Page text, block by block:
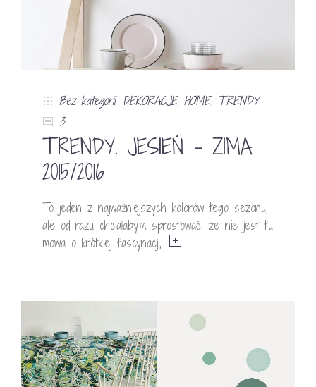
Bez kategorii, DEKORACJE, HOME, TRENDY
3
TRENDY. JESIEŃ – ZIMA
2015/2016
To jeden z najważniejszych kolorów tego sezonu,
ale od razu chciałabym sprostować, że nie jest tu
mowa o krótkiej fascynacji,